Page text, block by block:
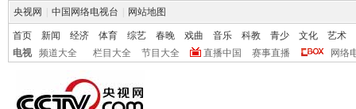
央视网 中国网络电视台 网站地图
首页 新闻 经济 体育 综艺 春晚 戏曲 音乐 科教 青少 文化
艺术
电视
频道大全 栏目大全 节目大全 直播中国 赛事直播 网络